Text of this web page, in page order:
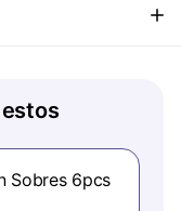
Sobres 6pcs